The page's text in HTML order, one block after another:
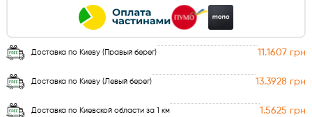
Доставка по Киеву (Правый берег) 11.1607 грн
Доставка по Киеву (Левый берег) 13.3928 грн
Доставка по Киевской области за 1 км 1.5625 грн